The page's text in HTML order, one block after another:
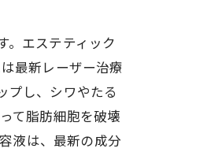
。エステティック
最新レーザー治療
プし、シワやたる
て脂肪細胞を破壊
液は、最新の成分